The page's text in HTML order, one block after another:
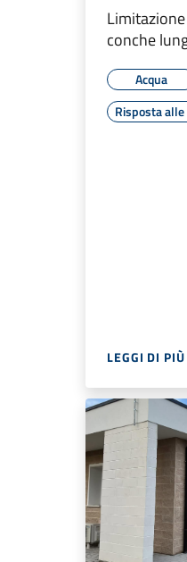
conche
Acqua
Risposta
LEGGI DI PIÙ